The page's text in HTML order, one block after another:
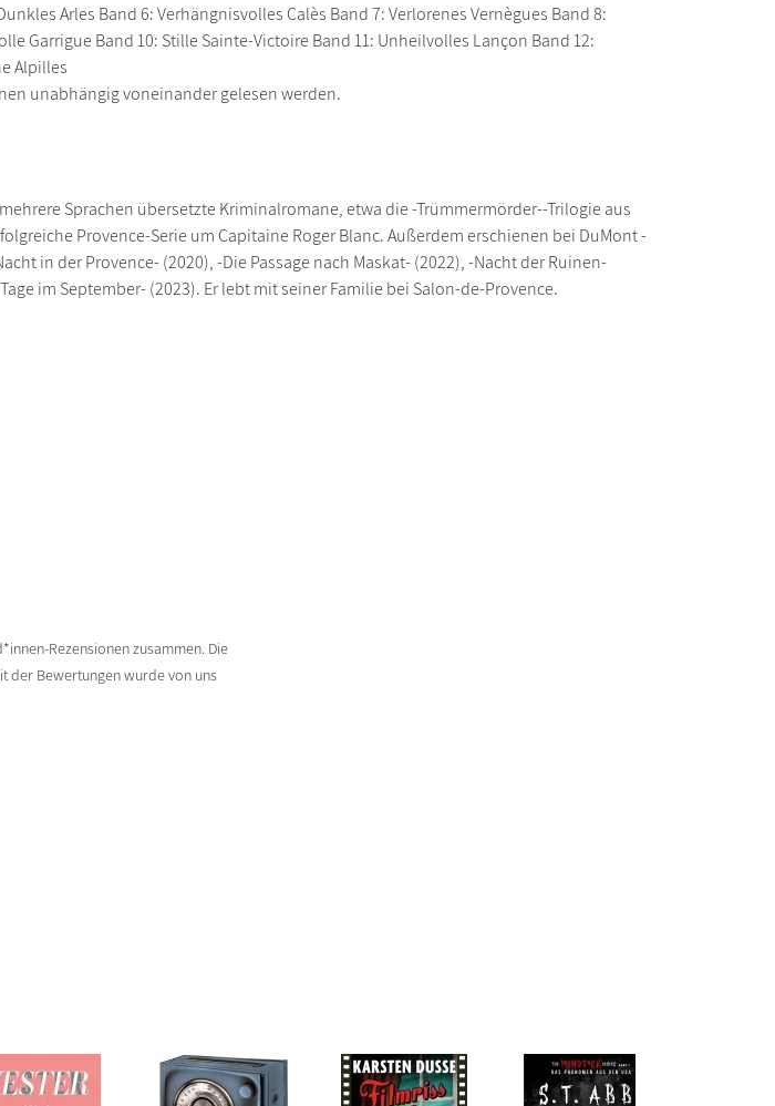
Arles Band 6: Verhängnisvolles Calès Band 7: Verlorenes Vernègues Band 8:
Garrigue Band 10: Stille Sainte-Victoire Band 11: Unheilvolles Lançon Band 12:
Alpilles
unabhängig voneinander gelesen werden.
mehrere Sprachen übersetzte Kriminalromane, etwa die -Trümmermörder--Trilogie aus
Provence-Serie um Capitaine Roger Blanc. Außerdem erschienen bei DuMont -
in der Provence- (2020), -Die Passage nach Maskat- (2022), -Nacht der Ruinen-
im September- (2023). Er lebt mit seiner Familie bei Salon-de-Provence.
Rezensionen zusammen. Die
der Bewertungen wurde von uns